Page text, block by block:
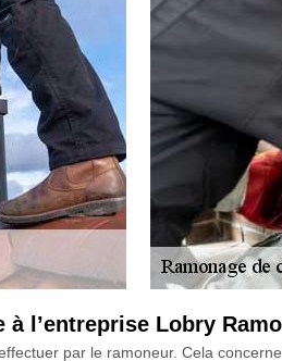
l’entreprise Lobry
par le ramoneur. Cela